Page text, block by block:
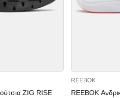
ZIG RISE
REEBOK
REEBOK